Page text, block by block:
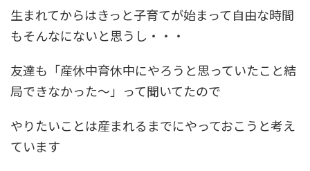
生まれてからはきっと子育てが始まって自由な時間
もそんなにないと思うし・・・
友達も「産休中育休中にやろうと思っていたこと結
局できなかった〜」って聞いてたので
やりたいことは産まれるまでにやっておこうと考え
ています